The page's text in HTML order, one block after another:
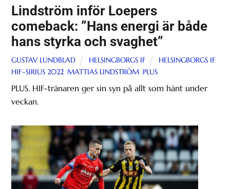
Lindström inför Loepers
comeback: ”Hans energi är både
hans styrka och svaghet”
GUSTAV LUNDBLAD HELSINGBORGS IF HELSINGBORGS IF,
HIF–SIRIUS 2022,MATTIAS LINDSTRÖM, PLUS
PLUS. HIF-tränaren ger sin syn på allt som hänt under
veckan.